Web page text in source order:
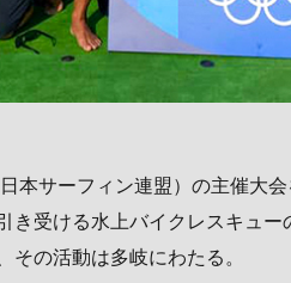
本サーフィン連盟）の主催大
き受ける水上バイクレスキュ
の活動は多岐にわたる。